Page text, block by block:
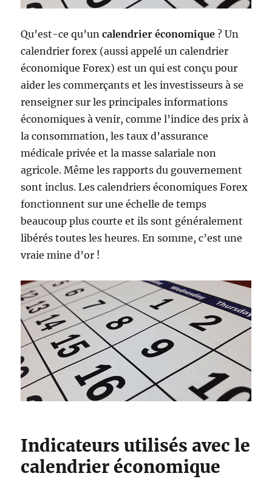
Qu’est-ce qu’uncalendrier économique ? Un
calendrier forex (aussi appelé un calendrier
économique Forex) est un qui est conçu pour
aider les commerçants et les investisseurs à se
renseigner sur les principales informations
économiques à venir, comme l’indice des prix à
la consommation, les taux d’assurance
médicale privée et la masse salariale non
agricole. Même les rapports du gouvernement
sont inclus. Les calendriers économiques Forex
fonctionnent sur une échelle de temps
beaucoup plus courte et ils sont généralement
libérés toutes les heures. En somme, c’est une
vraie mine d’or !
Indicateurs utilisés avec le
calendrier économique